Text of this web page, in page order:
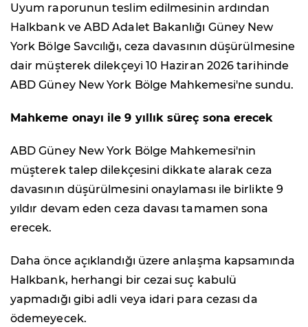
Uyum raporunun teslim edilmesinin ardından
Halkbank ve ABD Adalet Bakanlığı Güney New
York Bölge Savcılığı, ceza davasının düşürülmesine
dair müşterek dilekçeyi 10 Haziran 2026 tarihinde
ABD Güney New York Bölge Mahkemesi'ne sundu.
Mahkeme onayı ile 9 yıllık süreç sona erecek
ABD Güney New York Bölge Mahkemesi'nin
müşterek talep dilekçesini dikkate alarak ceza
davasının düşürülmesini onaylaması ile birlikte 9
yıldır devam eden ceza davası tamamen sona
erecek.
Daha önce açıklandığı üzere anlaşma kapsamında
Halkbank, herhangi bir cezai suç kabulü
yapmadığı gibi adli veya idari para cezası da
ödemeyecek.